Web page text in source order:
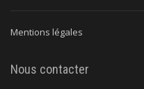
Mentions légales
Nous contacter